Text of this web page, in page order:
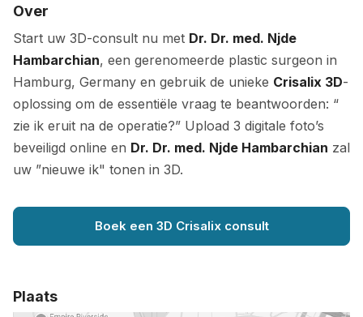
Over
Start uw 3D-consult nu met Dr. Dr. med. Njde
Hambarchian, een gerenomeerde plastic surgeon in
Hamburg, Germany en gebruik de unieke Crisalix 3D-
oplossing om de essentiële vraag te beantwoorden: “
zie ik eruit na de operatie?” Upload 3 digitale foto’s
beveiligd online en Dr. Dr. med. Njde Hambarchian zal
uw ”nieuwe ik" tonen in 3D.
Boek een 3D Crisalix consult
Plaats